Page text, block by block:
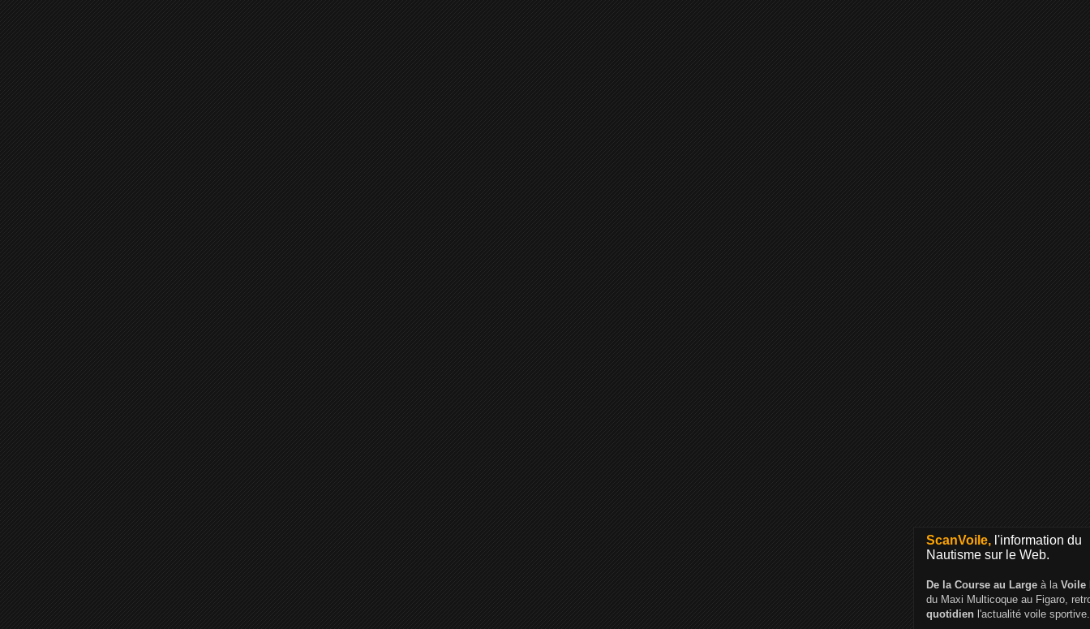
ScanVoile, l'information du
Nautisme sur le Web.
De la Course au Large à la Voile
du Maxi Multicoque au Figaro,
quotidien l'actualité voile sportive.